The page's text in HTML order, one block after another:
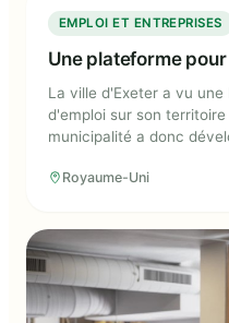
Une
EMPLOI ET ENTREPRISES
Une plateforme
La ville d'Exeter a vu
d'emploi sur son
municipalité a donc
risque de chômage.
Royaume-Uni